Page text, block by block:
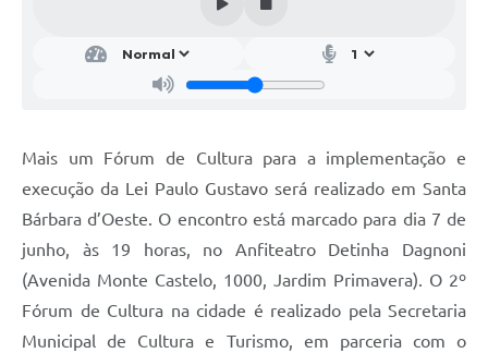
Parcerias com Organização da Sociedade Civil (OSC)
Conselhos Municipais
Principal
Galeria de Fotos
Notícias
Galeria de Vídeos
Mais um Fórum de Cultura para a implementação e
execução da Lei Paulo Gustavo será realizado em Santa
Bárbara d’Oeste. O encontro está marcado para dia 7 de
junho, às 19 horas, no Anfiteatro Detinha Dagnoni
(Avenida Monte Castelo, 1000, Jardim Primavera). O 2º
Fórum de Cultura na cidade é realizado pela Secretaria
Municipal de Cultura e Turismo, em parceria com o